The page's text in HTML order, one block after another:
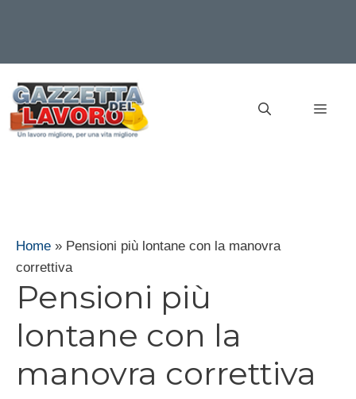
contenuto
Home » Pensioni più lontane con la manovra
correttiva
Pensioni più
lontane con la
manovra correttiva